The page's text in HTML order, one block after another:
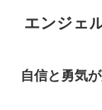
エンジェ
自信と勇気